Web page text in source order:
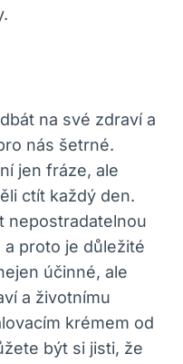
na své zdraví a
nás šetrné.
jen fráze, ale
ctít každý den.
nepostradatelnou
proto je důležité
účinné, ale
a životnímu
krémem od
být si jisti, že